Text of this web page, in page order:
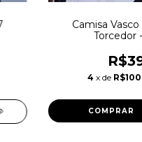
Camisa
Torcedor
4 x de
COMPRAR